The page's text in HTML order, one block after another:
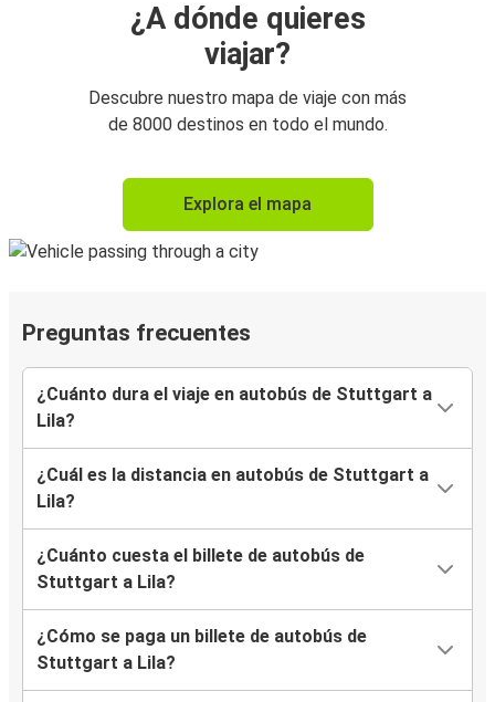
¿A dónde quieres
viajar?
Descubre nuestro mapa de viaje con más
de 8000 destinos en todo el mundo.
Explora el mapa
Preguntas frecuentes
¿Cuánto dura el viaje en autobús de Stuttgart a
Lila?
¿Cuál es la distancia en autobús de Stuttgart a
Lila?
¿Cuánto cuesta el billete de autobús de
Stuttgart a Lila?
¿Cómo se paga un billete de autobús de
Stuttgart a Lila?